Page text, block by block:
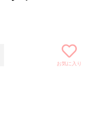
お気に入り